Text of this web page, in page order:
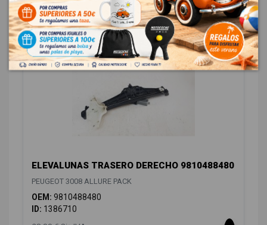
48,00 € Sin IVA
58,08 € Con IVA
ELEVALUNAS TRASERO DERECHO 9810488480
PEUGEOT 3008 ALLURE PACK
OEM: 9810488480
ID: 1386710